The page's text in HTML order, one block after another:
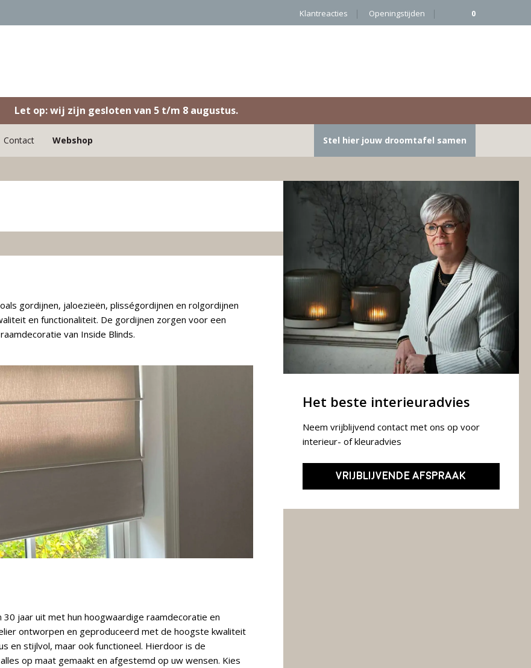
Klantreacties Openingstijden 0
Let op: wij zijn gesloten van 5 t/m 8 augustus.
Contact Webshop Stel hier jouw droomtafel samen
gordijnen, jaloezieën, plisségordijnen en rolgordijnen
en functionaliteit. De gordijnen zorgen voor een
van Inside Blinds.
jaar uit met hun hoogwaardige raamdecoratie en
ontworpen en geproduceerd met de hoogste kwaliteit
en stijlvol, maar ook functioneel. Hierdoor is de
op maat gemaakt en afgestemd op uw wensen. Kies
Het beste interieuradvies
Neem vrijblijvend contact met ons op voor
interieur- of kleuradvies
VRIJBLIJVENDE AFSPRAAK